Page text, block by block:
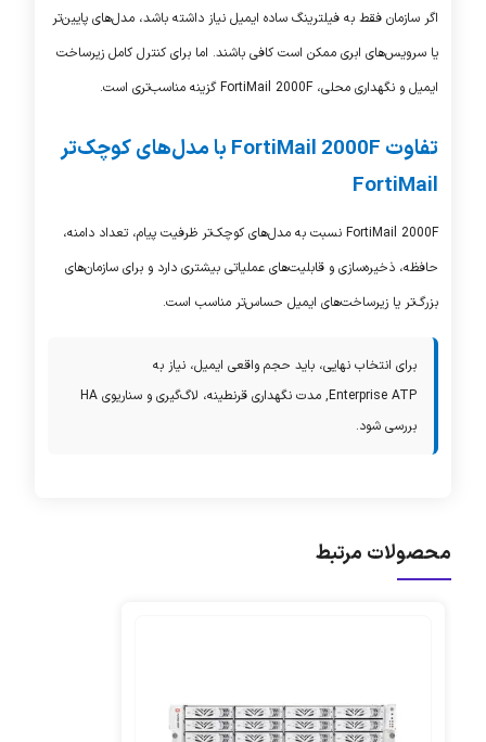
اگر سازمان فقط به فیلترینگ ساده ایمیل نیاز داشته باشد، مدل‌های پایین‌تر
یا سرویس‌های ابری ممکن است کافی باشند. اما برای کنترل کامل زیرساخت
ایمیل و نگهداری محلی،FortiMail 2000Fگزینه مناسب‌تری است.
تفاوت FortiMail 2000F با مدل‌های کوچک‌تر
FortiMail
FortiMail 2000F نسبت به مدل‌های کوچک‌تر ظرفیت پیام، تعداد دامنه،
حافظه، ذخیره‌سازی و قابلیت‌های عملیاتی بیشتری دارد و برای سازمان‌های
بزرگ‌تر یا زیرساخت‌های ایمیل حساس‌تر مناسب است.
برای انتخاب نهایی، باید حجم واقعی ایمیل، نیاز به
Enterprise ATP, مدت نگهداری قرنطینه، لاگ‌گیری و سناریوی HA
بررسی شود.
محصولات مرتبط